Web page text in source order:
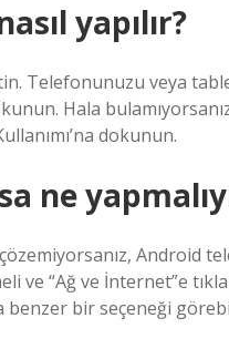
yapılır?
Telefonunuzu veya
Hala
dokunun.
ne
Android
“Ağ ve İnternet”e
benzer bir seçeneği